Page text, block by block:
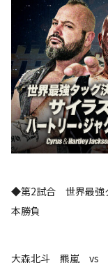
◆第2試合 世界最強
本勝負
大森北斗 羆嵐 vs